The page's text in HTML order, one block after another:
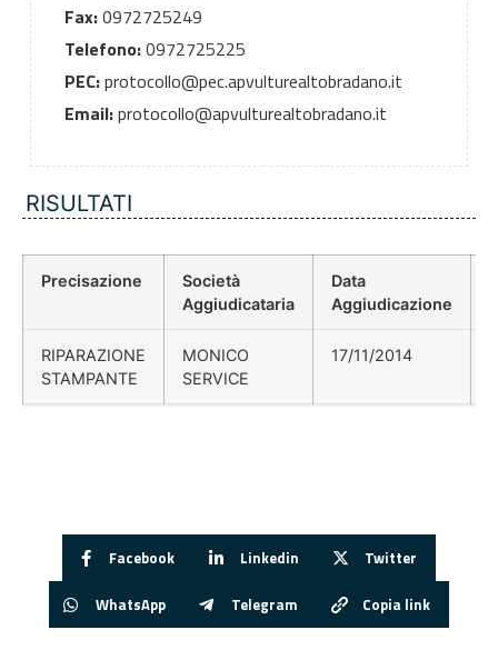
Fax:0972725249
Telefono:0972725225
PEC:protocollo@pec.apvulturealtobradano.it
Email:protocollo@apvulturealtobradano.it
RISULTATI
Precisazione
Società
Aggiudicataria
Data
Aggiudicazione
RIPARAZIONE
STAMPANTE
MONICO
SERVICE
17/11/2014
Facebook Linkedin Twitter
WhatsApp Telegram Copia link